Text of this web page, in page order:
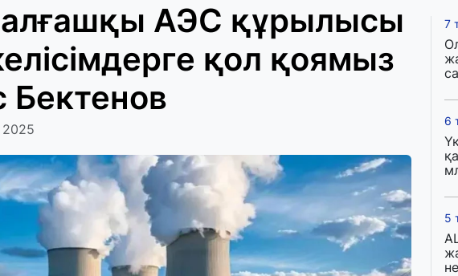
АЭС құрылысы
қол қоямыз
2025
7
6
5